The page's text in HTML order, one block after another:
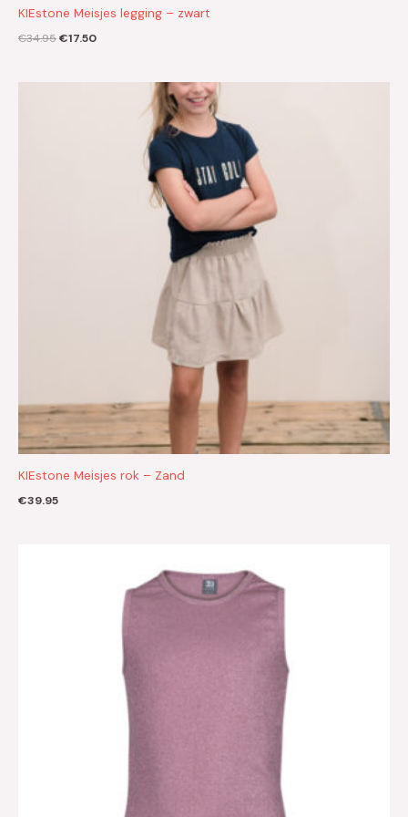
KIEstone Meisjes legging – zwart
€34.95€17.50
KIEstone Meisjes rok – Zand
€39.95